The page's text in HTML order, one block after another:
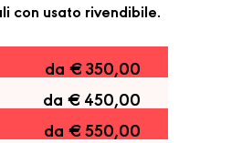
con usato rivendibile.
da € 350,00
da € 450,00
da € 550,00